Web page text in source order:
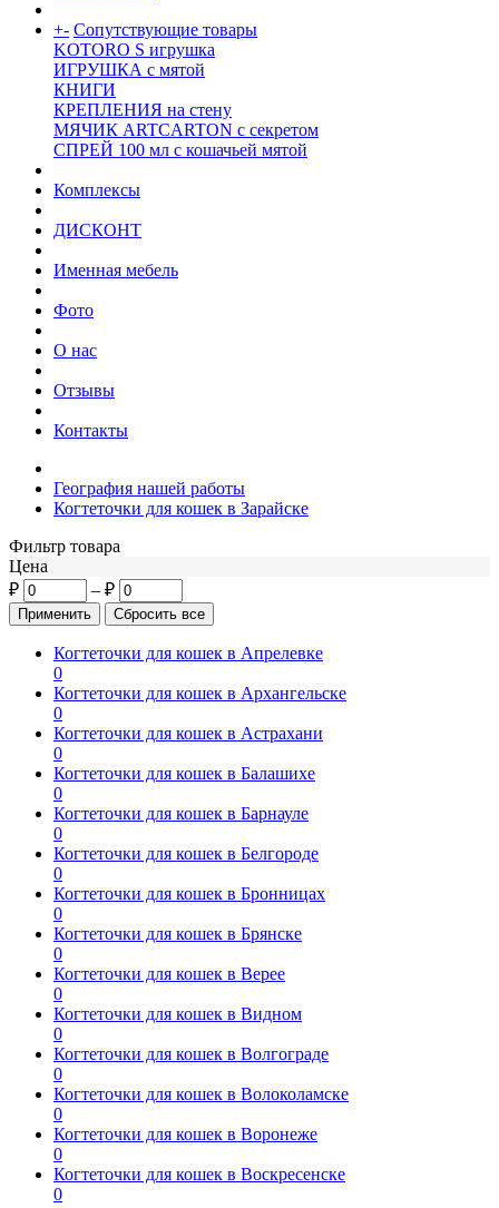
+- Сопутствующие товары
KOTORO S игрушка
ИГРУШКА с мятой
КНИГИ
КРЕПЛЕНИЯ на стену
МЯЧИК ARTCARTON с секретом
СПРЕЙ 100 мл с кошачьей мятой
Комплексы
ДИСКОНТ
Именная мебель
Фото
О нас
Отзывы
Контакты
География нашей работы
Когтеточки для кошек в Зарайске
Фильтр товара
Цена
₽
– ₽
Когтеточки для кошек в Апрелевке
0
Когтеточки для кошек в Архангельске
0
Когтеточки для кошек в Астрахани
0
Когтеточки для кошек в Балашихе
0
Когтеточки для кошек в Барнауле
0
Когтеточки для кошек в Белгороде
0
Когтеточки для кошек в Бронницах
0
Когтеточки для кошек в Брянске
0
Когтеточки для кошек в Верее
0
Когтеточки для кошек в Видном
0
Когтеточки для кошек в Волгограде
0
Когтеточки для кошек в Волоколамске
0
Когтеточки для кошек в Воронеже
0
Когтеточки для кошек в Воскресенске
0